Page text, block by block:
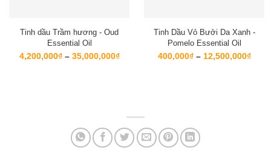
Tinh dầu Trầm hương - Oud
Essential Oil
4,200,000₫ – 35,000,000₫Khoảng
Tinh Dầu Vỏ Bưởi Da Xanh -
Pomelo Essential Oil
400,000₫ – 12,500,000₫